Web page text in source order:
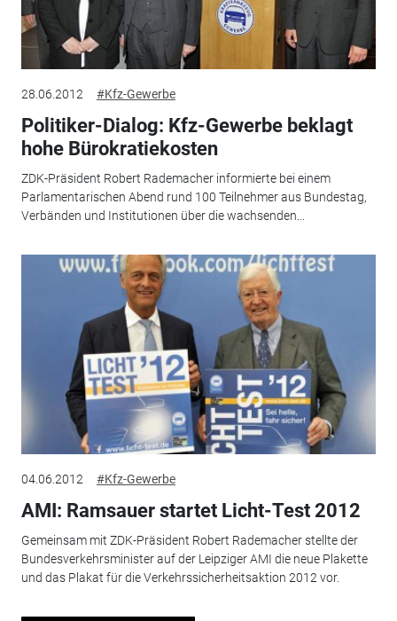
28.06.2012 #Kfz-Gewerbe
Politiker-Dialog: Kfz-Gewerbe beklagt
hohe Bürokratiekosten
ZDK-Präsident Robert Rademacher informierte bei einem
Parlamentarischen Abend rund 100 Teilnehmer aus Bundestag,
Verbänden und Institutionen über die wachsenden...
04.06.2012 #Kfz-Gewerbe
AMI: Ramsauer startet Licht-Test 2012
Gemeinsam mit ZDK-Präsident Robert Rademacher stellte der
Bundesverkehrsminister auf der Leipziger AMI die neue Plakette
und das Plakat für die Verkehrssicherheitsaktion 2012 vor.